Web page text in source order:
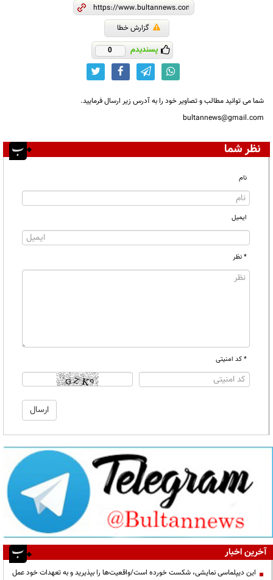
گزارش خطا
پسندیدم 0
شما می توانید مطالب و تصاویر خود را به آدرس زیر ارسال فرمایید.
bultannews@gmail.com
نظر شما
نام
ایمیل
* نظر
* کد امنیتی
آخرین اخبار
این دیپلماسی نمایشی، شکست خورده است/واقعیت‌ها را بپذیرید و به تعهدات خود عمل